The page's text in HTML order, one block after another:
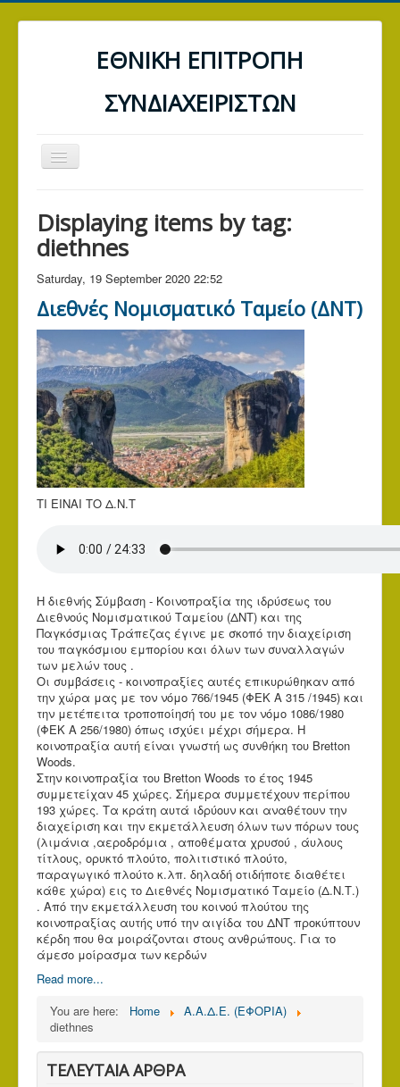
ΕΘΝΙΚΗ ΕΠΙΤΡΟΠΗ
ΣΥΝΔΙΑΧΕΙΡΙΣΤΩΝ
Toggle
Navigation
ΤΡΑΠΕΖΕΣ
ΔΕΗ
Α.Α.Δ.Ε. (ΕΦΟΡΙΑ)
ΓΕΝΙΚΑ ΑΡΘΡΑ
ΕΠΙΚΟΙΝΩΝΙΑ
Displaying items by tag:
diethnes
Saturday, 19 September 2020 22:52
Διεθνές Νομισματικό Ταμείο (ΔΝΤ)
ΤΙ ΕΙΝΑΙ ΤΟ Δ.Ν.Τ
Η διεθνής Σύμβαση - Κοινοπραξία της ιδρύσεως του
Διεθνούς Νομισματικού Ταμείου (ΔΝΤ) και της
Παγκόσμιας Τράπεζας έγινε με σκοπό την διαχείριση
του παγκόσμιου εμπορίου και όλων των συναλλαγών
των μελών τους .
Οι συμβάσεις - κοινοπραξίες αυτές επικυρώθηκαν από
την χώρα μας με τον νόμο 766/1945 (ΦΕΚ Α 315 /1945) και
την μετέπειτα τροποποίησή του με τον νόμο 1086/1980
(ΦΕΚ Α 256/1980) όπως ισχύει μέχρι σήμερα. Η
κοινοπραξία αυτή είναι γνωστή ως συνθήκη του Bretton
Woods.
Στην κοινοπραξία του Bretton Woods το έτος 1945
συμμετείχαν 45 χώρες. Σήμερα συμμετέχουν περίπου
193 χώρες. Τα κράτη αυτά ιδρύουν και αναθέτουν την
διαχείριση και την εκμετάλλευση όλων των πόρων τους
(λιμάνια ,αεροδρόμια , αποθέματα χρυσού , άυλους
τίτλους, ορυκτό πλούτο, πολιτιστικό πλούτο,
παραγωγικό πλούτο κ.λπ. δηλαδή οτιδήποτε διαθέτει
κάθε χώρα) εις το Διεθνές Νομισματικό Ταμείο (Δ.Ν.Τ.)
. Από την εκμετάλλευση του κοινού πλούτου της
κοινοπραξίας αυτής υπό την αιγίδα του ΔΝΤ προκύπτουν
κέρδη που θα μοιράζονται στους ανθρώπους. Για το
άμεσο μοίρασμα των κερδών
Read more...
You are here:
Home
Α.Α.Δ.Ε. (ΕΦΟΡΙΑ)
diethnes
ΤΕΛΕΥΤΑΙΑ ΑΡΘΡΑ